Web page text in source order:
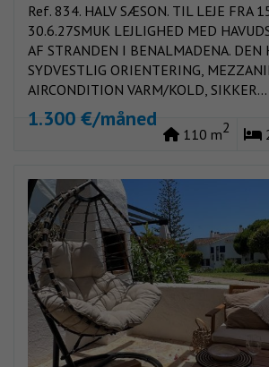
Ref. 834. HALV SÆSON. TIL LEJE FRA
30.6.27SMUK LEJLIGHED MED
AF STRANDEN I BENALMADENA. DEN
SYDVESTLIG ORIENTERING,
AIRCONDITION VARM/KOLD, SIKKER...
1.300 €/måned
110 m2